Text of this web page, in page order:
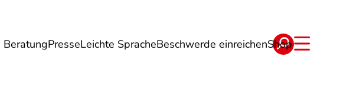
BeratungPresseLeichte SpracheBeschwerde einreichenShop
Gesundheit & Pflege Energie Reise Verträge